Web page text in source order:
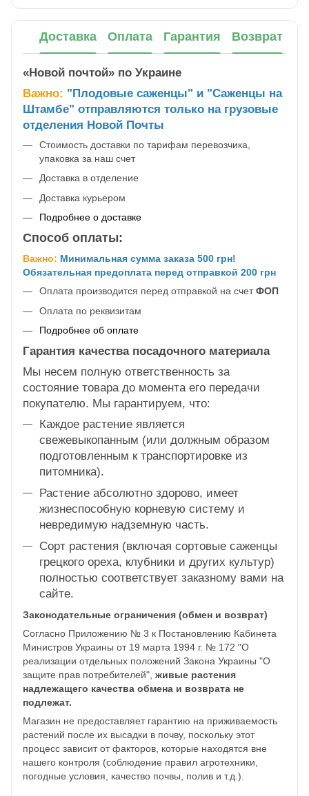
Доставка Оплата Гарантия Возврат
«Новой почтой» по Украине
Важно: "Плодовые саженцы" и "Саженцы на
Штамбе" отправляются только на грузовые
отделения Новой Почты
Стоимость доставки по тарифам перевозчика,
упаковка за наш счет
Доставка в отделение
Доставка курьером
Подробнее о доставке
Способ оплаты:
Важно: Минимальная сумма заказа 500 грн!
Обязательная предоплата перед отправкой 200 грн
Оплата производится перед отправкой на счетФОП
Оплата по реквизитам
Подробнее об оплате
Гарантия качества посадочного материала
Мы несем полную ответственность за
состояние товара до момента его передачи
покупателю. Мы гарантируем, что:
Каждое растение является
свежевыкопанным (или должным образом
подготовленным к транспортировке из
питомника).
Растение абсолютно здорово, имеет
жизнеспособную корневую систему и
невредимую надземную часть.
Сорт растения (включая сортовые саженцы
грецкого ореха, клубники и других культур)
полностью соответствует заказному вами на
сайте.
Законодательные ограничения (обмен и возврат)
Согласно Приложению № 3 к Постановлению Кабинета
Министров Украины от 19 марта 1994 г. № 172 "О
реализации отдельных положений Закона Украины "О
защите прав потребителей", живые растения
надлежащего качества обмена и возврата не
подлежат.
Магазин не предоставляет гарантию на приживаемость
растений после их высадки в почву, поскольку этот
процесс зависит от факторов, которые находятся вне
нашего контроля (соблюдение правил агротехники,
погодные условия, качество почвы, полив и т.д.).